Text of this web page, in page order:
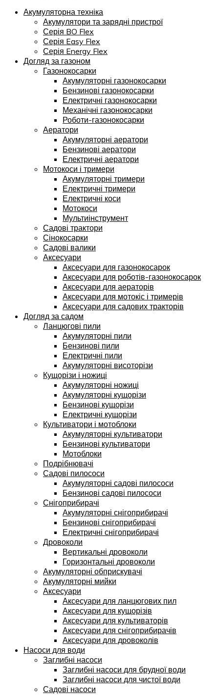
Акумуляторна техніка
Акумулятори та зарядні пристрої
Серія BO Flex
Серія Easy Flex
Серія Energy Flex
Догляд за газоном
Газонокосарки
Акумуляторні газонокосарки
Бензинові газонокосарки
Електричні газонокосарки
Механічні газонокосарки
Роботи-газонокосарки
Аератори
Акумуляторні аератори
Бензинові аератори
Електричні аератори
Мотокоси і тримери
Акумуляторні тримери
Електричні тримери
Електричні коси
Мотокоси
Мультиінструмент
Садові трактори
Сінокосарки
Садові валики
Аксесуари
Аксесуари для газонокосарок
Аксесуари для роботів-газонокосарок
Аксесуари для аераторів
Аксесуари для мотокіс і тримерів
Аксесуари для садових тракторів
Догляд за садом
Ланцюгові пили
Акумуляторні пили
Бензинові пили
Електричні пили
Акумуляторні висоторізи
Кущорізи і ножиці
Акумуляторні ножиці
Акумуляторні кущорізи
Бензинові кущорізи
Електричні кущорізи
Культиватори і мотоблоки
Акумуляторні культиватори
Бензинові культиватори
Мотоблоки
Подрібнювачі
Садові пилососи
Акумуляторні садові пилососи
Бензинові садові пилососи
Снігоприбирачі
Акумуляторні снігоприбирачі
Бензинові снігоприбирачі
Електричні снігоприбирачі
Дровоколи
Вертикальні дровоколи
Горизонтальні дровоколи
Акумуляторні обприскувачі
Акумуляторні мийки
Аксесуари
Аксесуари для ланцюгових пил
Аксесуари для кущорізів
Аксесуари для культиваторів
Аксесуари для снігоприбирачів
Аксесуари для дровоколів
Насоси для води
Заглибні насоси
Заглибні насоси для брудної води
Заглибні насоси для чистої води
Садові насоси